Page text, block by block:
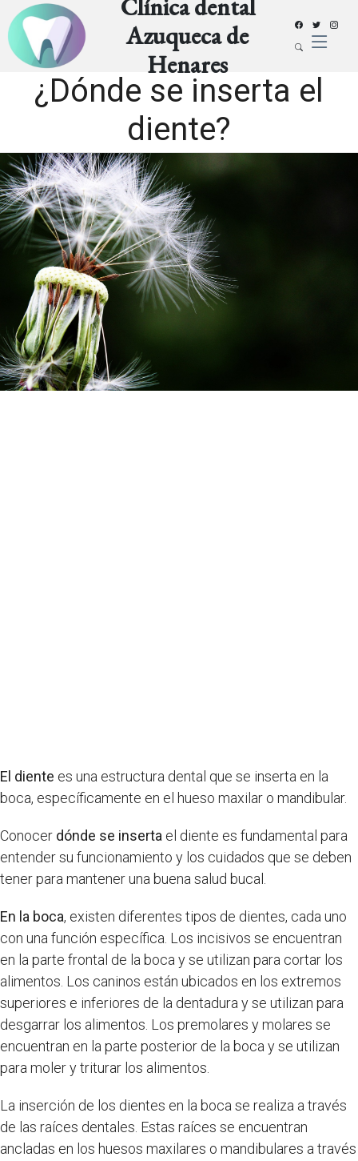
Clínica dental
Azuqueca de
Henares
¿Dónde se inserta el
diente?
El diente es una estructura dental que se inserta en la
boca, específicamente en el hueso maxilar o mandibular.
Conocer dónde se inserta el diente es fundamental para
entender su funcionamiento y los cuidados que se deben
tener para mantener una buena salud bucal.
En la boca, existen diferentes tipos de dientes, cada uno
con una función específica. Los incisivos se encuentran
en la parte frontal de la boca y se utilizan para cortar los
alimentos. Los caninos están ubicados en los extremos
superiores e inferiores de la dentadura y se utilizan para
desgarrar los alimentos. Los premolares y molares se
encuentran en la parte posterior de la boca y se utilizan
para moler y triturar los alimentos.
La inserción de los dientes en la boca se realiza a través
de las raíces dentales. Estas raíces se encuentran
ancladas en los huesos maxilares o mandibulares a través